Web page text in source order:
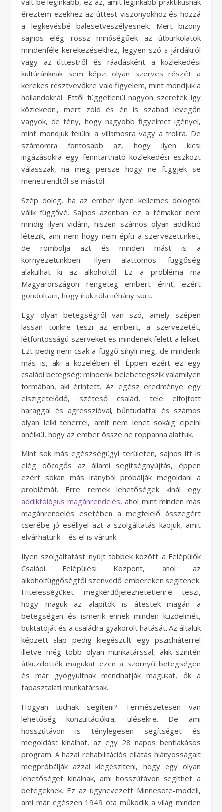
vált be leginkább, ez az, amit leginkább praktikusnak
éreztem ezekhez az úttest-viszonyokhoz és hozzá
a legkevésbé balesetveszélyesnek. Mert bizony
sajnos elég rossz minőségűek az útburkolatok
mindenféle kerekezésekhez, legyen szó a járdákról
vagy az úttestről és ráadásként a közlekedési
kultúránknak sem képzi olyan szerves részét a
kerekes résztvevőkre való figyelem, mint mondjuk a
hollandoknál. Ettől függetlenül nagyon szeretek így
közlekedni, mert zöld és én is szabad levegőn
vagyok, de tény, hogy nagyobb figyelmet igényel,
mint mondjuk felülni a villamosra vagy a trolira. De
számomra fontosabb az, hogy ilyen kicsi
ingázásokra egy fenntartható közlekedési eszközt
válasszak, na meg persze hogy ne függjek se
menetrendtől se mástól.
Szép dolog, ha az ember ilyen kellemes dologtól
válik függővé. Sajnos azonban ez a témakör nem
mindig ilyen vidám, hiszen számos olyan addikció
létezik, ami nem hogy nem építi a szervezetünket,
de rombolja azt és minden mást is a
környezetünkben. Ilyen alattomos függőség
alakulhat ki az alkoholtól. Ez a probléma ma
Magyarországon rengeteg embert érint, ezért
gondoltam, hogy írok róla néhány sort.
Egy olyan betegségről van szó, amely szépen
lassan tönkre teszi az embert, a szervezetét,
létfontosságú szerveket és mindenek felett a lelket.
Ezt pedig nem csak a függő sínyli meg, de mindenki
más is, aki a közelében él. Éppen ezért ez egy
családi betegség: mindenki belebetegszik valamilyen
formában, aki érintett. Az egész eredménye egy
elszigetelődő, széteső család, tele elfojtott
haraggal és agresszióval, bűntudattal és számos
olyan lelki teherrel, amit nem lehet sokáig cipelni
anélkül, hogy az ember össze ne roppanna alattuk.
Mint sok más egészségügyi területen, sajnos itt is
elég döcögős az állami segítségnyújtás, éppen
ezért sokan más irányból próbálják megoldani a
problémát. Erre remek lehetőségek kínál egy
addiktológus magánrendelés, ahol mint minden más
magánrendelés esetében a megfelelő összegért
cserébe jó eséllyel azt a szolgáltatás kapjuk, amit
elvárhatunk – és el is várunk.
Ilyen szolgáltatást nyújt többek között a Felépülők
Családi Felépülési Központ, ahol az
alkoholfüggőségtől szenvedő embereken segítenek.
Hitelességüket megkérdőjelezhetetlenné teszi,
hogy maguk az alapítók is átestek magán a
betegségen és ismerik ennek minden küzdelmét,
buktatóját és a családra gyakorolt hatását. Az általuk
képzett alap pedig kiegészült egy pszichiáterrel
illetve még több olyan munkatárssal, akik szintén
átküzdötték magukat ezen a szörnyű betegségen
és már gyógyultnak mondhatják magukat, ők a
tapasztalati munkatársak.
Hogyan tudnak segíteni? Természetesen van
lehetőség konzultációkra, ülésekre. De ami
hosszútávon is ténylegesen segítséget és
megoldást kínálhat, az egy 28 napos bentlakásos
program. A hazai rehabilitációs ellátás hiányosságait
megpróbálják azzal kiegészíteni, hogy egy olyan
lehetőséget kínálnak, ami hosszútávon segíthet a
betegeknek. Ez az úgynevezett Minnesote-modell,
ami már egészen 1949 óta működik a világ minden